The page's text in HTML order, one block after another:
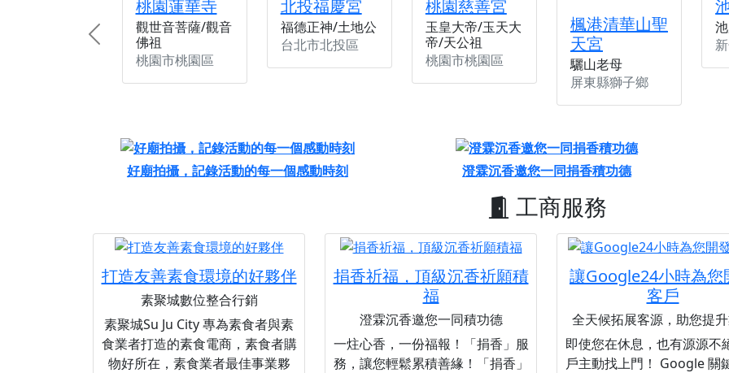
桃園蓮華寺
觀世音菩薩/觀音
佛祖
桃園市桃園區
北投福慶宮
福德正神/土地公
台北市北投區
桃園慈善宮
玉皇大帝/玉天大
帝/天公祖
桃園市桃園區
楓港清華山聖
天宮
驪山老母
屏東縣獅子鄉
Previous
好廟拍攝，記錄活動的每一個感動時刻 澄霖沉香邀您一同捐香積功德
工商服務
打造友善素食環境的好夥伴
素聚城數位整合行銷
素聚城Su Ju City 專為素食者與素
食業者打造的素食電商，素食者購
物好所在，素食業者最佳事業夥
捐香祈福，頂級沉香祈願積
福
澄霖沉香邀您一同積功德
一炷心香，一份福報！「捐香」服
務，讓您輕鬆累積善緣！「捐香」
讓Google24小時為您
客戶
全天候拓展客源，助您提
即使您在休息，也有源源不
戶主動找上門！ Google 關